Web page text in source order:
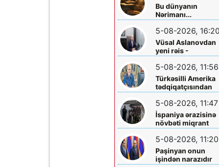
Bu dünyanın
Nərimanı...
5-08-2026, 16:20
Vüsal Aslanovdan
yeni rəis -
Təyinatları
5-08-2026, 11:56
Türkəsilli Amerika
tədqiqatçısından
Talebinə -
Vardanyanla bağlı
çağırış
5-08-2026, 11:47
İspaniya ərazisinə
növbəti miqrant
axını gözlənilir?
5-08-2026, 11:20
Paşinyan onun
işindən narazıdır